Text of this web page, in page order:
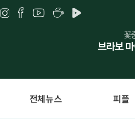
전체뉴스 피플